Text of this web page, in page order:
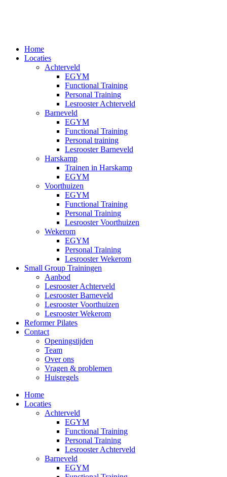
Home
Locaties
Achterveld
EGYM
Functional Training
Personal Training
Lesrooster Achterveld
Barneveld
EGYM
Functional Training
Personal training
Lesrooster Barneveld
Harskamp
Trainen in Harskamp
EGYM
Voorthuizen
EGYM
Functional Training
Personal Training
Lesrooster Voorthuizen
Wekerom
EGYM
Personal Training
Lesrooster Wekerom
Small Group Trainingen
Aanbod
Lesrooster Achterveld
Lesrooster Barneveld
Lesrooster Voorthuizen
Lesrooster Wekerom
Reformer Pilates
Contact
Openingstijden
Team
Over ons
Vragen & problemen
Huisregels
Home
Locaties
Achterveld
EGYM
Functional Training
Personal Training
Lesrooster Achterveld
Barneveld
EGYM